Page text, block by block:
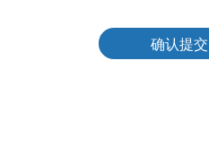
确认提交